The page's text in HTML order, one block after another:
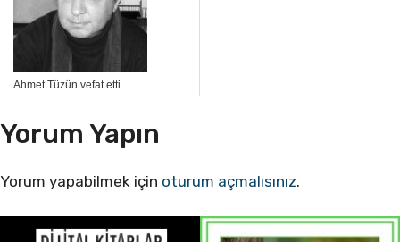
Ahmet Tüzün vefat etti
Yorum Yapın
Yorum yapabilmek için oturum açmalısınız.